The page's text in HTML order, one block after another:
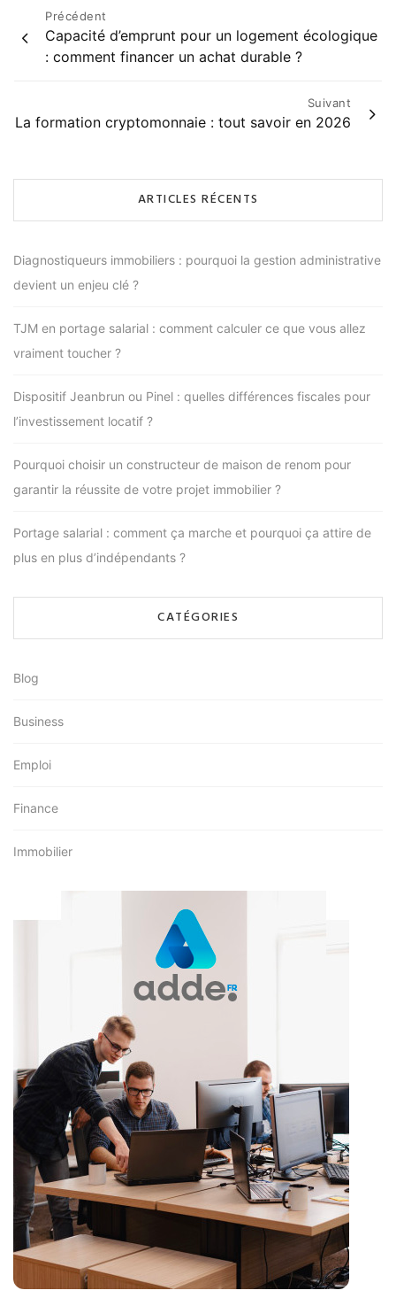
Navigation
de
Précédent
Capacité d’emprunt pour un logement écologique
: comment financer un achat durable ?
Suivant
La formation cryptomonnaie : tout savoir en 2026
ARTICLES RÉCENTS
Diagnostiqueurs immobiliers : pourquoi la gestion administrative
devient un enjeu clé ?
TJM en portage salarial : comment calculer ce que vous allez
vraiment toucher ?
Dispositif Jeanbrun ou Pinel : quelles différences fiscales pour
l’investissement locatif ?
Pourquoi choisir un constructeur de maison de renom pour
garantir la réussite de votre projet immobilier ?
Portage salarial : comment ça marche et pourquoi ça attire de
plus en plus d’indépendants ?
CATÉGORIES
Blog
Business
Emploi
Finance
Immobilier